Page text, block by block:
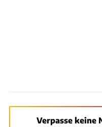
Verpasse keine